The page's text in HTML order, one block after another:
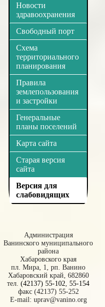
Новости
здравоохранения
Свободный порт
Схема
территориального
планирования
Правила
землепользования
и застройки
Генеральные
планы поселений
Карта сайта
Старая версия
сайта
Версия для
слабовидящих
Администрация
Ванинского муниципального
района
Хабаровского края
пл. Мира, 1, рп. Ванино
Хабаровский край, 682860
тел. (42137) 55-102 55-154
факс (42137) 55-252
E-mail: uprav@vanino.org